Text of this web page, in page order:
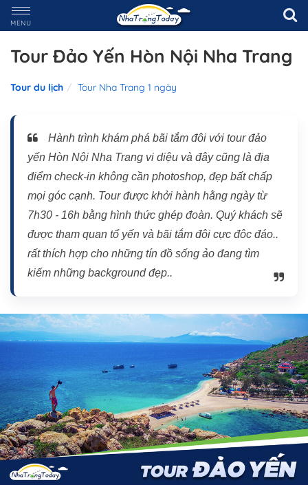
MENU
Tour Đảo Yến Hòn Nội Nha Trang
Tour du lịch Tour Nha Trang 1 ngày
Hành trình khám phá bãi tắm đôi với tour đảo
yến Hòn Nội Nha Trang vi diệu và đây cũng là địa
điểm check-in không cần photoshop, đẹp bất chấp
mọi góc cạnh. Tour được khởi hành hằng ngày từ
7h30 - 16h bằng hình thức ghép đoàn. Quý khách sẽ
được tham quan tổ yến và bãi tắm đôi cực đôc đáo..
rất thích hợp cho những tín đồ sống ảo đang tìm
kiếm những background đẹp..